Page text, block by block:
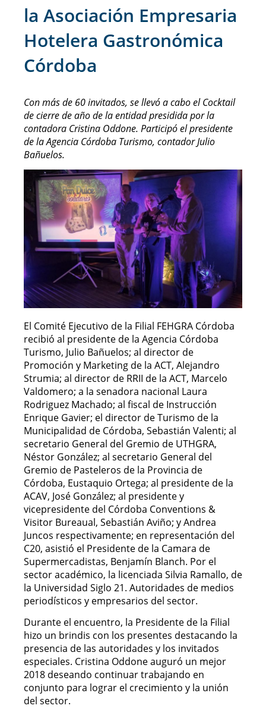
la Asociación Empresaria
Hotelera Gastronómica
Córdoba
Con más de 60 invitados, se llevó a cabo el Cocktail
de cierre de año de la entidad presidida por la
contadora Cristina Oddone. Participó el presidente
de la Agencia Córdoba Turismo, contador Julio
Bañuelos.
El Comité Ejecutivo de la Filial FEHGRA Córdoba
recibió al presidente de la Agencia Córdoba
Turismo, Julio Bañuelos; al director de
Promoción y Marketing de la ACT, Alejandro
Strumia; al director de RRII de la ACT, Marcelo
Valdomero; a la senadora nacional Laura
Rodriguez Machado; al fiscal de Instrucción
Enrique Gavier; el director de Turismo de la
Municipalidad de Córdoba, Sebastián Valenti; al
secretario General del Gremio de UTHGRA,
Néstor González; al secretario General del
Gremio de Pasteleros de la Provincia de
Córdoba, Eustaquio Ortega; al presidente de la
ACAV, José González; al presidente y
vicepresidente del Córdoba Conventions &
Visitor Bureaual, Sebastián Aviño; y Andrea
Juncos respectivamente; en representación del
C20, asistió el Presidente de la Camara de
Supermercadistas, Benjamín Blanch. Por el
sector académico, la licenciada Silvia Ramallo, de
la Universidad Siglo 21. Autoridades de medios
periodísticos y empresarios del sector.
Durante el encuentro, la Presidente de la Filial
hizo un brindis con los presentes destacando la
presencia de las autoridades y los invitados
especiales. Cristina Oddone auguró un mejor
2018 deseando continuar trabajando en
conjunto para lograr el crecimiento y la unión
del sector.